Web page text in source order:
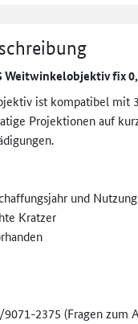
Weitwinkelobjektiv fix
ist kompatibel mit
Projektionen auf
und
Kratzer
2375 (Fragen zum